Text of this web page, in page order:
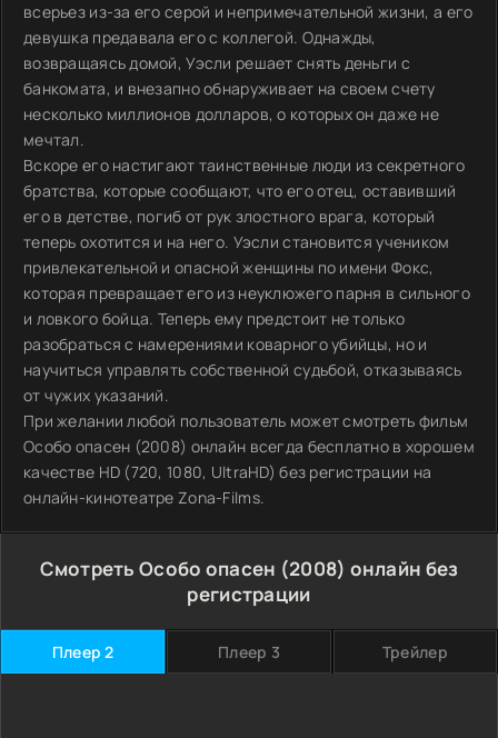
всерьез из-за его серой и непримечательной жизни, а его
девушка предавала его с коллегой. Однажды,
возвращаясь домой, Уэсли решает снять деньги с
банкомата, и внезапно обнаруживает на своем счету
несколько миллионов долларов, о которых он даже не
мечтал.
Вскоре его настигают таинственные люди из секретного
братства, которые сообщают, что его отец, оставивший
его в детстве, погиб от рук злостного врага, который
теперь охотится и на него. Уэсли становится учеником
привлекательной и опасной женщины по имени Фокс,
которая превращает его из неуклюжего парня в сильного
и ловкого бойца. Теперь ему предстоит не только
разобраться с намерениями коварного убийцы, но и
научиться управлять собственной судьбой, отказываясь
от чужих указаний.
При желании любой пользователь может смотреть фильм
Особо опасен (2008) онлайн всегда бесплатно в хорошем
качестве HD (720, 1080, UltraHD) без регистрации на
онлайн-кинотеатре Zona-Films.
Смотреть Особо опасен (2008) онлайн без
регистрации
Плеер 2 Плеер 3 Трейлер